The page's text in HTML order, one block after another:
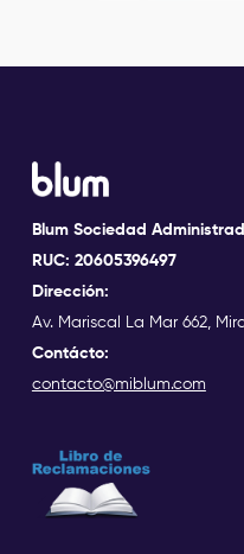
Blum Sociedad
RUC: 20605396497
Dirección:
Av. Mariscal La Mar 662,
Contácto:
contacto@miblum.com